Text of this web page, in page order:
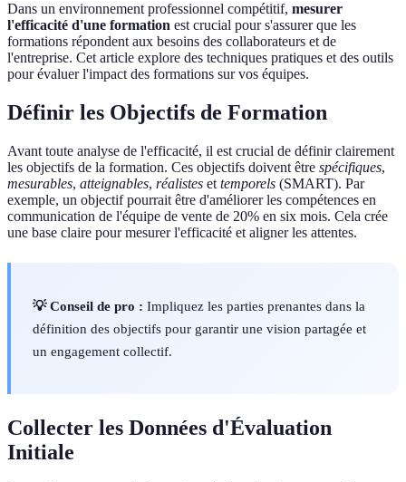
Dans un environnement professionnel compétitif, mesurer
l'efficacité d'une formation est crucial pour s'assurer que les
formations répondent aux besoins des collaborateurs et de
l'entreprise. Cet article explore des techniques pratiques et des outils
pour évaluer l'impact des formations sur vos équipes.
Définir les Objectifs de Formation
Avant toute analyse de l'efficacité, il est crucial de définir clairement
les objectifs de la formation. Ces objectifs doivent être spécifiques,
mesurables, atteignables, réalistes et temporels (SMART). Par
exemple, un objectif pourrait être d'améliorer les compétences en
communication de l'équipe de vente de 20% en six mois. Cela crée
une base claire pour mesurer l'efficacité et aligner les attentes.
💡 Conseil de pro : Impliquez les parties prenantes dans la
définition des objectifs pour garantir une vision partagée et
un engagement collectif.
Collecter les Données d'Évaluation
Initiale